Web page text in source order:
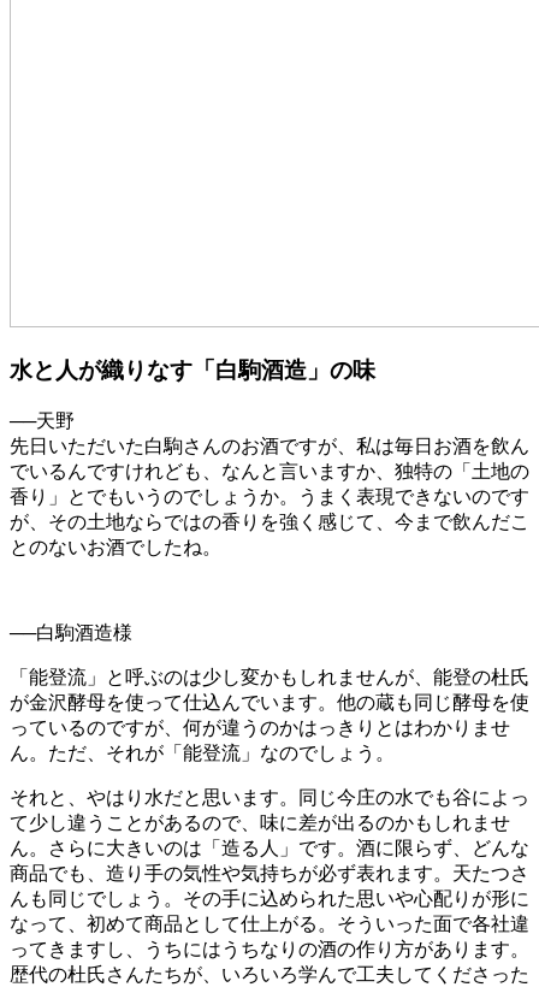
水と人が織りなす「白駒酒造」の味
──天野
先日いただいた白駒さんのお酒ですが、私は毎日お酒を飲ん
でいるんですけれども、なんと言いますか、独特の「土地の
香り」とでもいうのでしょうか。うまく表現できないのです
が、その土地ならではの香りを強く感じて、今まで飲んだこ
とのないお酒でしたね。
──白駒酒造様
「能登流」と呼ぶのは少し変かもしれませんが、能登の杜氏
が金沢酵母を使って仕込んでいます。他の蔵も同じ酵母を使
っているのですが、何が違うのかはっきりとはわかりませ
ん。ただ、それが「能登流」なのでしょう。
それと、やはり水だと思います。同じ今庄の水でも谷によっ
て少し違うことがあるので、味に差が出るのかもしれませ
ん。さらに大きいのは「造る人」です。酒に限らず、どんな
商品でも、造り手の気性や気持ちが必ず表れます。天たつさ
んも同じでしょう。その手に込められた思いや心配りが形に
なって、初めて商品として仕上がる。そういった面で各社違
ってきますし、うちにはうちなりの酒の作り方があります。
歴代の杜氏さんたちが、いろいろ学んで工夫してくださった